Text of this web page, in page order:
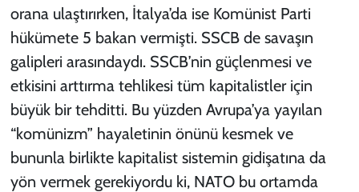
orana ulaştırırken, İtalya’da ise Komünist Parti
hükümete 5 bakan vermişti. SSCB de savaşın
galipleri arasındaydı. SSCB’nin güçlenmesi ve
etkisini arttırma tehlikesi tüm kapitalistler için
büyük bir tehditti. Bu yüzden Avrupa’ya yayılan
“komünizm” hayaletinin önünü kesmek ve
bununla birlikte kapitalist sistemin gidişatına da
yön vermek gerekiyordu ki, NATO bu ortamda